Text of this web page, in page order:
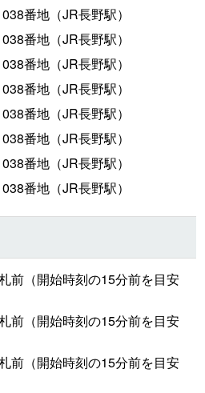
番地（JR長野駅）
番地（JR長野駅）
番地（JR長野駅）
番地（JR長野駅）
番地（JR長野駅）
番地（JR長野駅）
番地（JR長野駅）
番地（JR長野駅）
前（開始時刻の15分前を目安
前（開始時刻の15分前を目安
前（開始時刻の15分前を目安